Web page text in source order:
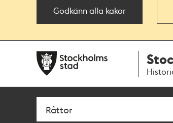
Godkänn alla kakor
navigationen
huvudinnehållet
SökFritextsök